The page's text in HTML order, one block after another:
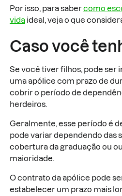
Por isso, para sabercomo
vida ideal, veja o que
Caso você
Se você tiver filhos, pode ser
uma apólice com prazo de
cobrir o período de
herdeiros.
Geralmente, esse período é
pode variar dependendo das
cobertura da graduação ou
maioridade.
O contrato da apólice pode
estabelecer um prazo mais